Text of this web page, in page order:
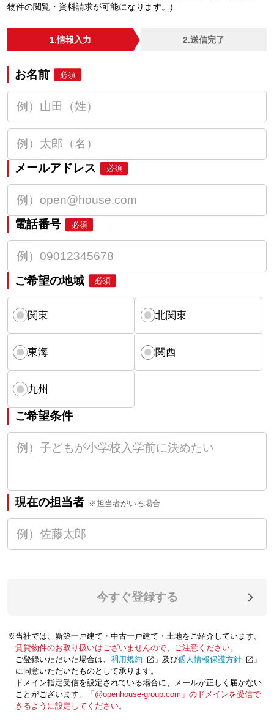
物件の閲覧・資料請求が可能になります。)
1.情報入力 2.送信完了
お名前 必須
メールアドレス 必須
電話番号 必須
ご希望の地域 必須
関東 北関東
東海 関西
九州
ご希望条件
現在の担当者 ※担当者がいる場合
今すぐ登録する
※当社では、新築一戸建て・中古一戸建て・土地をご紹介しています。
賃貸物件のお取り扱いはございませんので、ご注意ください。
ご登録いただいた場合は、「利用規約 」及び「個人情報保護方針
」
に同意いただいたものとして承ります。
ドメイン指定受信を設定されている場合に、メールが正しく届かない
ことがございます。
「@openhouse-group.com」のドメインを受信で
きるように設定してください。